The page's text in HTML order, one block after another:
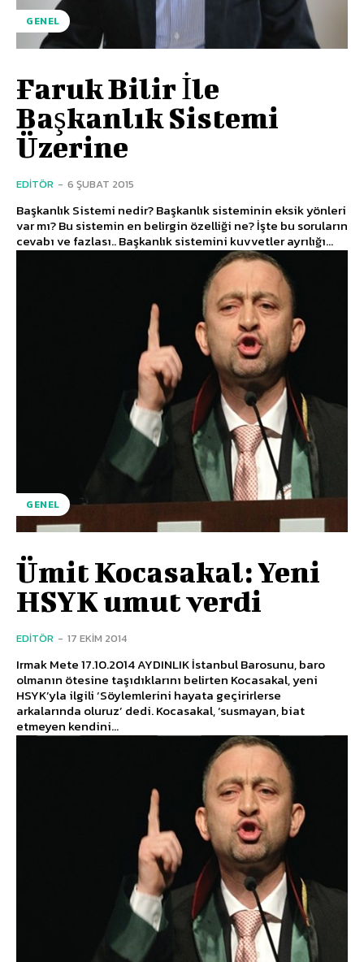
GENEL
Faruk Bilir İle
Başkanlık Sistemi
Üzerine
EDITÖR - 6 ŞUBAT 2015
Başkanlık Sistemi nedir? Başkanlık sisteminin eksik yönleri
var mı? Bu sistemin en belirgin özelliği ne? İşte bu soruların
cevabı ve fazlası.. Başkanlık sistemini kuvvetler ayrılığı...
GENEL
Ümit Kocasakal: Yeni
HSYK umut verdi
EDITÖR - 17 EKIM 2014
Irmak Mete 17.10.2014 AYDINLIK İstanbul Barosunu, baro
olmanın ötesine taşıdıklarını belirten Kocasakal, yeni
HSYK’yla ilgili ‘Söylemlerini hayata geçirirlerse
arkalarında oluruz’ dedi. Kocasakal, ‘susmayan, biat
etmeyen kendini...